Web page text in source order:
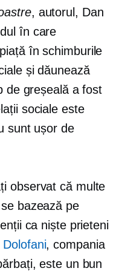
, autorul, Dan
în care
în schimburile
și dăunează
de greșeală a fost
sociale este
sunt ușor de
observat că multe
bazează pe
ca niște prieteni
Dolofani, compania
este un bun